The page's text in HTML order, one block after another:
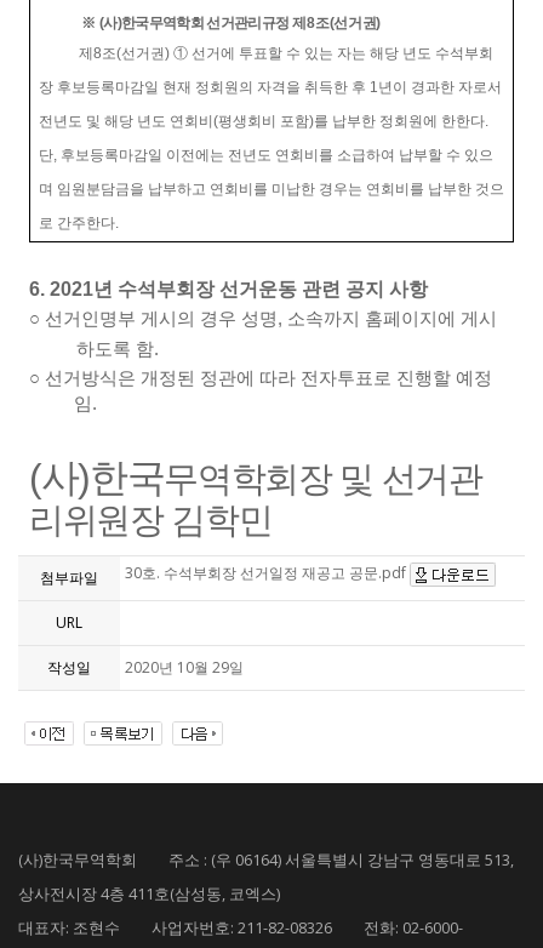
※(사)한국무역학회 선거관리규정 제 8조(선거권)
제 8조(선거권) ① 선거에 투표할 수 있는 자는 해당 년도 수석부회
장 후보등록마감일 현재 정회원의 자격을 취득한 후 1년이 경과한 자로서
전년도 및 해당 년도 연회비 (평생회비 포함)를 납부한 정회원에 한한다.
단, 후보등록마감일 이전에는 전년도 연회비를 소급하여 납부할 수 있으
며 임원분담금을 납부하고 연회비를 미납한 경우는 연회비를 납부한 것으
로 간주한다.
6. 2021년 수석부회장 선거운동 관련 공지 사항
○ 선거인명부 게시의 경우 성명, 소속까지 홈페이지에 게시
하도록 함.
○ 선거방식은 개정된 정관에 따라 전자투표로 진행할 예정
임.
(사)한국무역학회장 및 선거관
리위원장 김학민
첨부파일 30호. 수석부회장 선거일정 재공고 공문.pdf
URL
작성일 2020년 10월 29일
(사)한국무역학회 주소 : (우 06164) 서울특별시 강남구 영동대로 513,
상사전시장 4층 411호(삼성동, 코엑스)
대표자: 조현수 사업자번호: 211-82-08326 전화: 02-6000-